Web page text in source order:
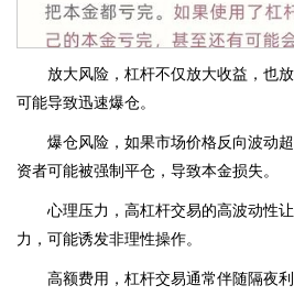
放大风险，杠杆不仅放大收益，也
可能导致迅速爆仓。
爆仓风险，如果市场价格反向波动
资者可能被强制平仓，导致本金损失。
心理压力，高杠杆交易的高波动性
力，可能诱发非理性操作。
高额费用，杠杆交易通常伴随隔夜